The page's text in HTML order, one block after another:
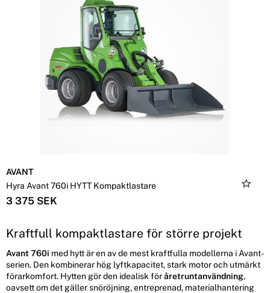
AVANT
Hyra Avant 760i HYTT Kompaktlastare
3 375 SEK
Kraftfull kompaktlastare för större projekt
Avant 760i med hytt är en av de mest kraftfulla modellerna i Avant-
serien. Den kombinerar hög lyftkapacitet, stark motor och utmärkt
förarkomfort. Hytten gör den idealisk föråretruntanvändning,
oavsett om det gäller snöröjning, entreprenad, materialhantering